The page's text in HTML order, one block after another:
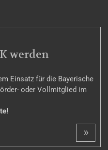
werden
Einsatz für die Bayerische
oder Vollmitglied im
»